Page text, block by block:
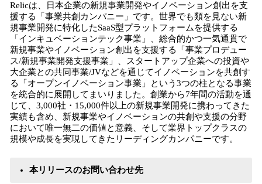
Relicは、日本企業の新規事業開発やイノベーション創出を支
援する「事業共創カンパニー」です。世界でも類を見ない新
規事業開発に特化したSaaS型プラットフォームを提供する
「インキュベーションテック事業」、総合的かつ一気通貫で
新規事業やイノベーション創出を支援する「事業プロデュー
ス/新規事業開発支援事業」、スタートアップ企業への投資や
大企業との共同事業/JVなどを通じてイノベーションを共創す
る「オープンイノベーション事業」という3つの柱となる事業
を統合的に展開してまいりました。創業から7年間の活動を通
じて、3,000社・15,000件以上の新規事業開発に携わってきた
実績も含め、新規事業やイノベーションの共創や支援の分野
において唯一無二の価値と意義、そして業界トップクラスの
規模や成長を実現してきたリーディングカンパニーです。
本リリースのお問い合わせ先